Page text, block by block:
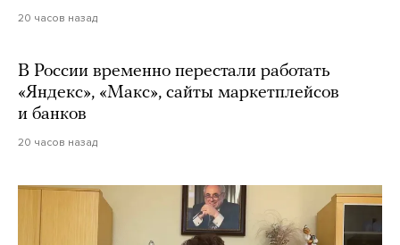
20 часов назад
В России временно перестали работать
«Яндекс», «Макс», сайты маркетплейсов
и банков
20 часов назад